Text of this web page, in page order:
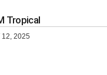
Tropical
12, 2025